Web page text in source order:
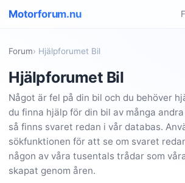
Motorforum.nu
Forum› Hjälpforumet Bil
Hjälpforumet Bil
Något är fel på din bil och du behöver
du finna hjälp för din bil av många
så finns svaret redan i vår databas.
sökfunktionen för att se om svaret
någon av våra tusentals trådar som
skapat genom åren.